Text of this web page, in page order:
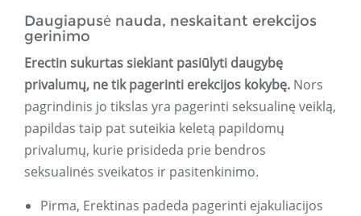
Daugiapusė nauda, ​​​​neskaitant erekcijos
gerinimo
Erectin sukurtas siekiant pasiūlyti daugybę
privalumų, ne tik pagerinti erekcijos kokybę. Nors
pagrindinis jo tikslas yra pagerinti seksualinę veiklą,
papildas taip pat suteikia keletą papildomų
privalumų, kurie prisideda prie bendros
seksualinės sveikatos ir pasitenkinimo.
Pirma, Erektinas padeda pagerinti ejakuliacijos